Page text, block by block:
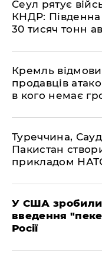
​Сеул рятує
КНДР:
30 тисяч тонн
​Кремль
продавців
в кого немає
​Туреччина,
Пакистан
прикладом
​У США
введення
Росії